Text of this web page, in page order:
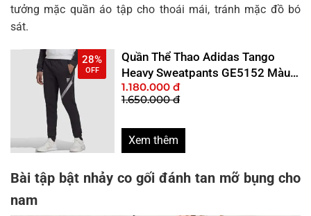
tưởng mặc quần áo tập cho thoái mái, tránh mặc đồ bó
sát.
28%
OFF
Quần Thể Thao Adidas Tango
Heavy Sweatpants GE5152 Màu
Đen Size S
1.180.000 đ
1.650.000 đ
Xem thêm
Bài tập bật nhảy co gối đánh tan mỡ bụng cho
nam